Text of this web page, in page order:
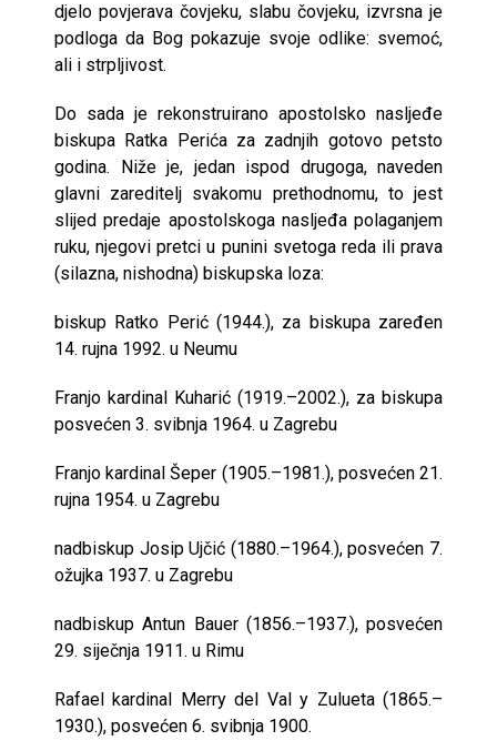
djelo povjerava čovjeku, slabu čovjeku, izvrsna je
podloga da Bog pokazuje svoje odlike: svemoć,
ali i strpljivost.
Do sada je rekonstruirano apostolsko nasljeđe
biskupa Ratka Perića za zadnjih gotovo petsto
godina. Niže je, jedan ispod drugoga, naveden
glavni zareditelj svakomu prethodnomu, to jest
slijed predaje apostolskoga nasljeđa polaganjem
ruku, njegovi pretci u punini svetoga reda ili prava
(silazna, nishodna) biskupska loza:
biskup Ratko Perić (1944.), za biskupa zaređen
14. rujna 1992. u Neumu
Franjo kardinal Kuharić (1919.–2002.), za biskupa
posvećen 3. svibnja 1964. u Zagrebu
Franjo kardinal Šeper (1905.–1981.), posvećen 21.
rujna 1954. u Zagrebu
nadbiskup Josip Ujčić (1880.–1964.), posvećen 7.
ožujka 1937. u Zagrebu
nadbiskup Antun Bauer (1856.–1937.), posvećen
29. siječnja 1911. u Rimu
Rafael kardinal Merry del Val y Zulueta (1865.–
1930.), posvećen 6. svibnja 1900.